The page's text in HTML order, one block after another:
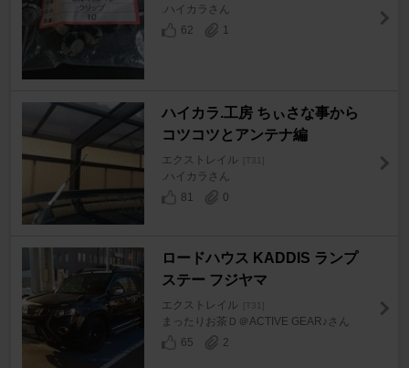
.ハイカラさん
62
1
ハイカラ.工房 ちぃさな事から
コツコツとアンテナ編
エクストレイル [T31]
.ハイカラさん
81
0
ロードハウス KADDIS ランプ
ステー フジヤマ
エクストレイル [T31]
まったりお茶Ｄ＠ACTIVE GEAR♪さん
65
2